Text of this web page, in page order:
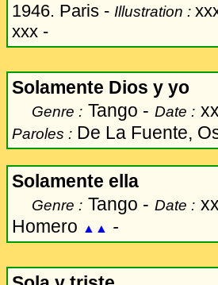
1946. Paris - Illustration :
xxx -
Solamente Dios y yo
Genre : Tango - Date :
Paroles : De La Fuente,
Solamente ella
Genre : Tango - Date :
Homero
▲▲ -